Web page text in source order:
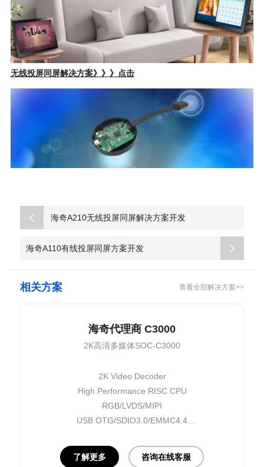
无线投屏同屏解决方案》》》点击
海奇A210无线投屏同屏解决方案开发
海奇A110有线投屏同屏方案开发
相关方案 查看全部解决方案>>
海奇代理商 C3000
2K高清多媒体SOC-C3000
2K Video Decoder
High Performance RISC CPU
RGB/LVDS/MIPI
USB OTG/SDIO3.0/EMMC4.4
了解更多 咨询在线客服